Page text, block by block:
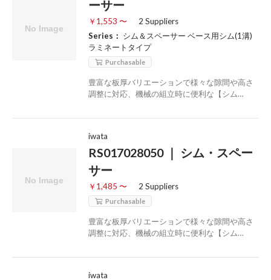
ーサー
￥1,553 〜
2 Suppliers
Series： シム＆スペーサー ベース用シム(1溝)
ラミネートタイプ
Purchasable
豊富な板厚バリエーションで様々な隙間や高さ
調整に対応、機械の組立時に便利な【シム…
iwata
RS017028050 ｜ シム・スペー
サー
￥1,485 〜 2 Suppliers
Purchasable
豊富な板厚バリエーションで様々な隙間や高さ
調整に対応、機械の組立時に便利な【シム…
iwata